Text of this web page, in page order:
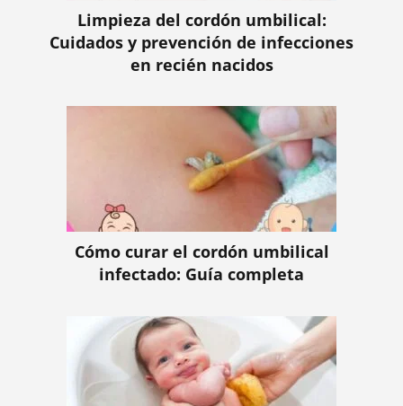
Limpieza del cordón umbilical:
Cuidados y prevención de infecciones
en recién nacidos
Cómo curar el cordón umbilical
infectado: Guía completa